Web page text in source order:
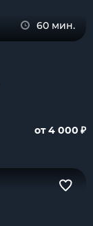
60 мин.
от 4 000 ₽